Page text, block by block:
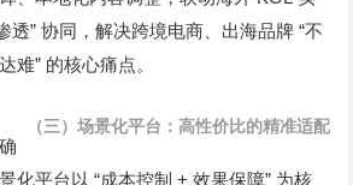
透”协同，解决跨境电商、出海品牌“不
难” 的核心痛点。
（三）场景化平台：高性价比的精准适配
化平台以 “成本控制+效果保障” 为核